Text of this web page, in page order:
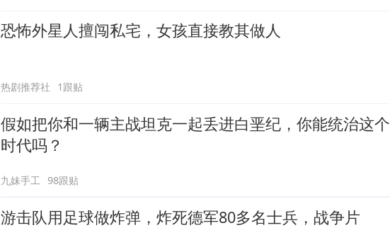
恐怖外星人擅闯私宅，女孩直接教其做人
热剧推荐社 1跟贴
假如把你和一辆主战坦克一起丢进白垩纪，你能统治这个
时代吗？
九妹手工 98跟贴
游击队用足球做炸弹，炸死德军80多名士兵，战争片